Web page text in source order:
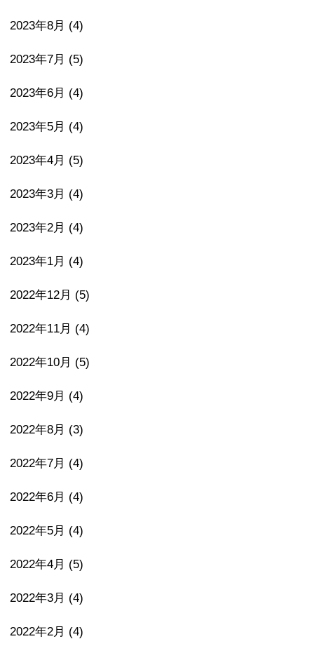
2023年8月 (4)
2023年7月 (5)
2023年6月 (4)
2023年5月 (4)
2023年4月 (5)
2023年3月 (4)
2023年2月 (4)
2023年1月 (4)
2022年12月 (5)
2022年11月 (4)
2022年10月 (5)
2022年9月 (4)
2022年8月 (3)
2022年7月 (4)
2022年6月 (4)
2022年5月 (4)
2022年4月 (5)
2022年3月 (4)
2022年2月 (4)